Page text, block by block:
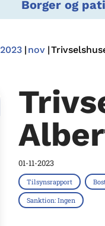
Borger og
2023 nov
01-11-2023
Tilsynsrapport
Sanktion: Ingen